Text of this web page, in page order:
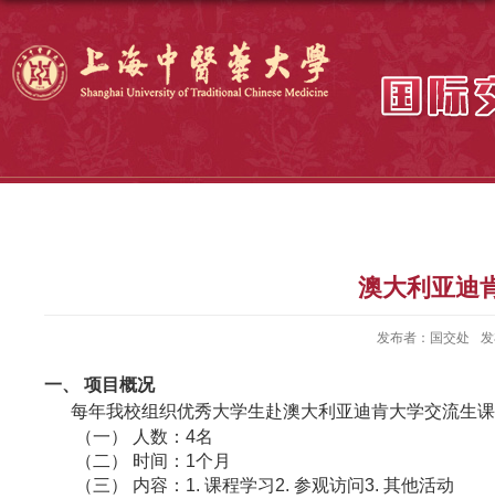
澳大利亚迪
发布者：国交处
一、 项目概况
每年我校组织优秀大学生赴澳大利亚迪肯大学交流生
（一）
人数：4名
（二） 时间 ：1个月
（三） 内容 ：1.课程学习2. 参观访问3.其他活动